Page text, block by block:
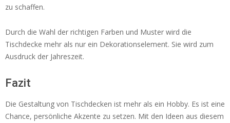
zu schaffen.
Durch die Wahl der richtigen Farben und Muster wird die
Tischdecke mehr als nur ein Dekorationselement. Sie wird zum
Ausdruck der Jahreszeit.
Fazit
Die Gestaltung von Tischdecken ist mehr als ein Hobby. Es ist eine
Chance, persönliche Akzente zu setzen. Mit den Ideen aus diesem